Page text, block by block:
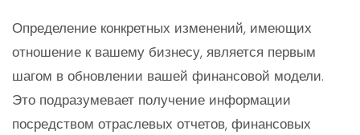
Определение конкретных изменений, имеющих
отношение к вашему бизнесу, является первым
шагом в обновлении вашей финансовой модели.
Это подразумевает получение информации
посредством отраслевых отчетов, финансовых